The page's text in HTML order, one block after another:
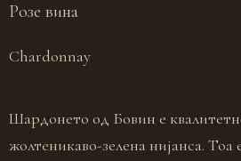
Розе вина
Chardonnay
Шардонето од Бовин е
жолтеникаво-зелена нијанса.